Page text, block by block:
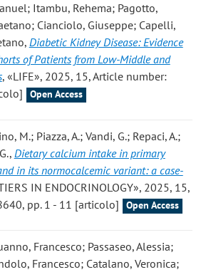
Itambu, Rehema; Pagotto,
Cianciolo, Giuseppe; Capelli,
, Diabetic Kidney Disease: Evidence
of Patients from Low-Middle and
, «LIFE», 2025, 15, Article number:
Open Access
M.; Piazza, A.; Vandi, G.; Repaci, A.;
, Dietary calcium intake in primary
in its normocalcemic variant: a case-
IN ENDOCRINOLOGY», 2025, 15,
pp. 1 - 11 [articolo]
Open Access
Francesco; Passaseo, Alessia;
Francesco; Catalano, Veronica;